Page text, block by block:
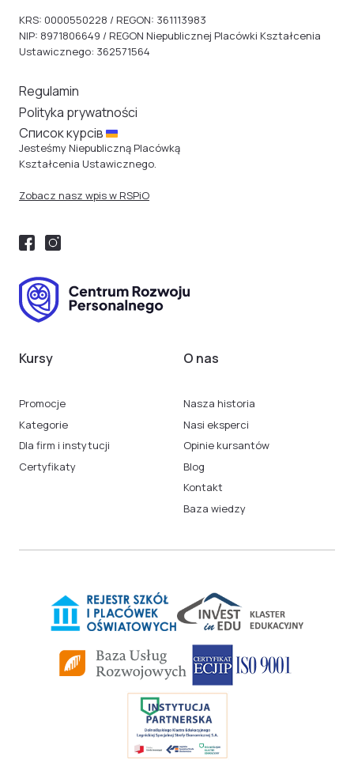
Regulamin
Polityka prywatności
Cписок курсів
Jesteśmy Niepubliczną Placówką
Kształcenia Ustawicznego.
Zobacz nasz wpis w RSPiO
Kursy
Promocje
Kategorie
Dla firm i instytucji
Certyfikaty
O nas
Nasza historia
Nasi eksperci
Opinie kursantów
Blog
Kontakt
Baza wiedzy
KRS: 0000550228 / REGON: 361113983
NIP: 8971806649 / REGON Niepublicznej Placówki Kształcenia
Ustawicznego: 362571564